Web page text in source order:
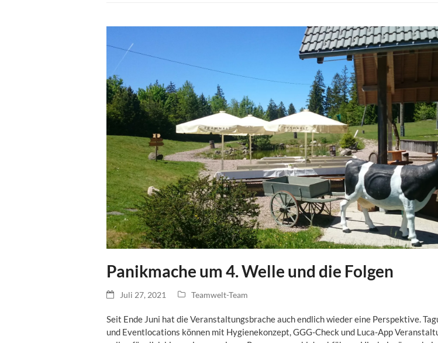
Panikmache um 4. Welle und die Folgen
Juli 27, 2021 Teamwelt-Team
Seit Ende Juni hat die Veranstaltungsbrache auch endlich wieder eine Perspektive.
und Eventlocations können mit Hygienekonzept, GGG-Check und Luca-App